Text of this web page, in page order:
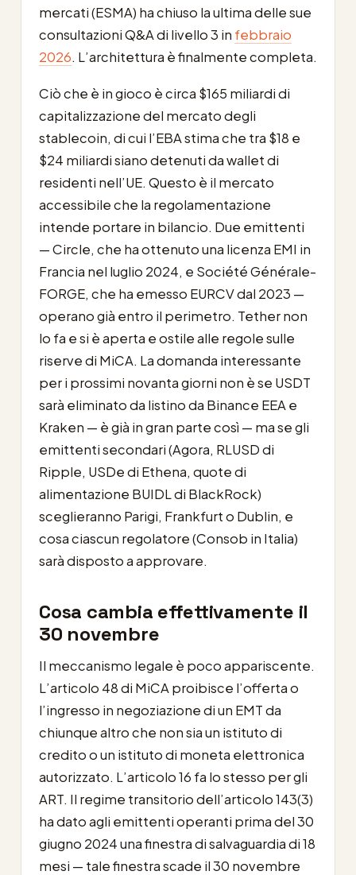
mercati (ESMA) ha chiuso la ultima delle sue
consultazioni Q&A di livello 3 in febbraio
2026. L’architettura è finalmente completa.
Ciò che è in gioco è circa $165 miliardi di
capitalizzazione del mercato degli
stablecoin, di cui l’EBA stima che tra $18 e
$24 miliardi siano detenuti da wallet di
residenti nell’UE. Questo è il mercato
accessibile che la regolamentazione
intende portare in bilancio. Due emittenti
— Circle, che ha ottenuto una licenza EMI in
Francia nel luglio 2024, e Société Générale-
FORGE, che ha emesso EURCV dal 2023 —
operano già entro il perimetro. Tether non
lo fa e si è aperta e ostile alle regole sulle
riserve di MiCA. La domanda interessante
per i prossimi novanta giorni non è se USDT
sarà eliminato da listino da Binance EEA e
Kraken — è già in gran parte così — ma se gli
emittenti secondari (Agora, RLUSD di
Ripple, USDe di Ethena, quote di
alimentazione BUIDL di BlackRock)
sceglieranno Parigi, Frankfurt o Dublin, e
cosa ciascun regolatore (Consob in Italia)
sarà disposto a approvare.
Cosa cambia effettivamente il
30 novembre
Il meccanismo legale è poco appariscente.
L’articolo 48 di MiCA proibisce l’offerta o
l’ingresso in negoziazione di un EMT da
chiunque altro che non sia un istituto di
credito o un istituto di moneta elettronica
autorizzato. L’articolo 16 fa lo stesso per gli
ART. Il regime transitorio dell’articolo 143(3)
ha dato agli emittenti operanti prima del 30
giugno 2024 una finestra di salvaguardia di 18
mesi — tale finestra scade il 30 novembre